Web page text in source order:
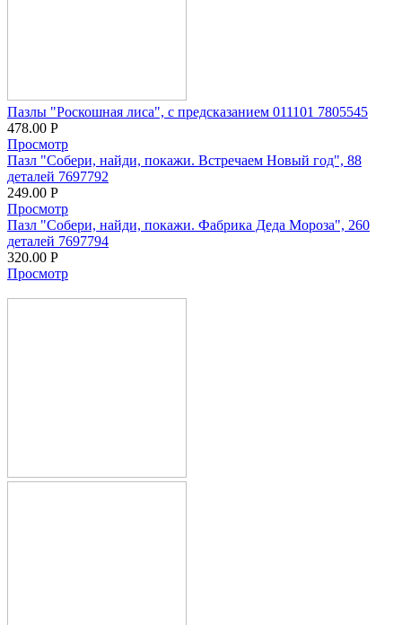
Пазлы "Роскошная лиса", с предсказанием 011101 7805545
478.00 Р
Просмотр
Пазл "Собери, найди, покажи. Встречаем Новый год", 88
деталей 7697792
249.00 Р
Просмотр
Пазл "Собери, найди, покажи. Фабрика Деда Мороза", 260
деталей 7697794
320.00 Р
Просмотр